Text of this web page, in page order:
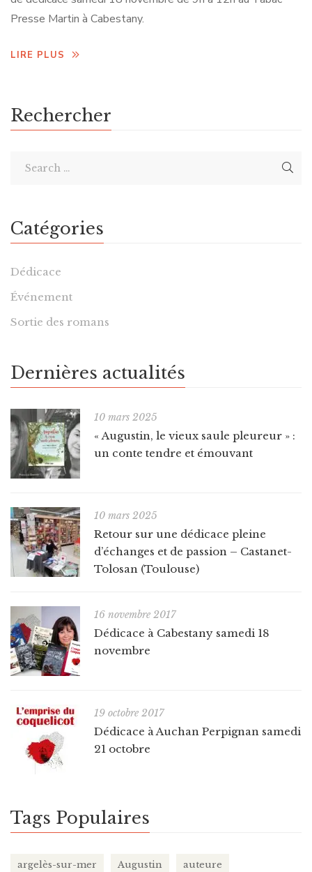
Presse Martin à Cabestany.
LIRE PLUS
Rechercher
Catégories
Dédicace
Événement
Sortie des romans
Dernières actualités
10 mars 2025
« Augustin, le vieux saule pleureur » :
un conte tendre et émouvant
10 mars 2025
Retour sur une dédicace pleine
d’échanges et de passion – Castanet-
Tolosan (Toulouse)
16 novembre 2017
Dédicace à Cabestany samedi 18
novembre
19 octobre 2017
Dédicace à Auchan Perpignan samedi
21 octobre
Tags Populaires
argelès-sur-mer Augustin auteure